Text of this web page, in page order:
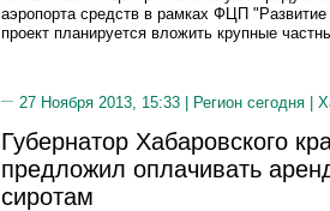
аэропорта средств в рамках ФЦП
проект планируется вложить крупные
27 Ноября 2013, 15:33 | Регион сегодня |
Губернатор Хабаровского
предложил оплачивать
сиротам